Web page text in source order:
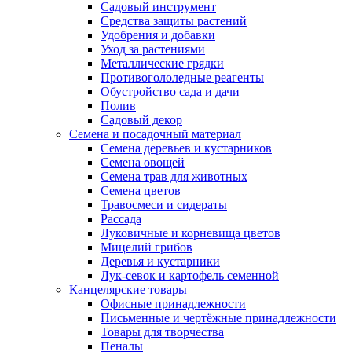
Садовый инструмент
Средства защиты растений
Удобрения и добавки
Уход за растениями
Металлические грядки
Противогололедные реагенты
Обустройство сада и дачи
Полив
Садовый декор
Семена и посадочный материал
Семена деревьев и кустарников
Семена овощей
Семена трав для животных
Семена цветов
Травосмеси и сидераты
Рассада
Луковичные и корневища цветов
Мицелий грибов
Деревья и кустарники
Лук-севок и картофель семенной
Канцелярские товары
Офисные принадлежности
Письменные и чертёжные принадлежности
Товары для творчества
Пеналы